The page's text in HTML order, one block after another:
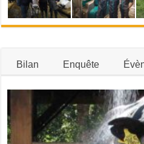
Bilan Enquête